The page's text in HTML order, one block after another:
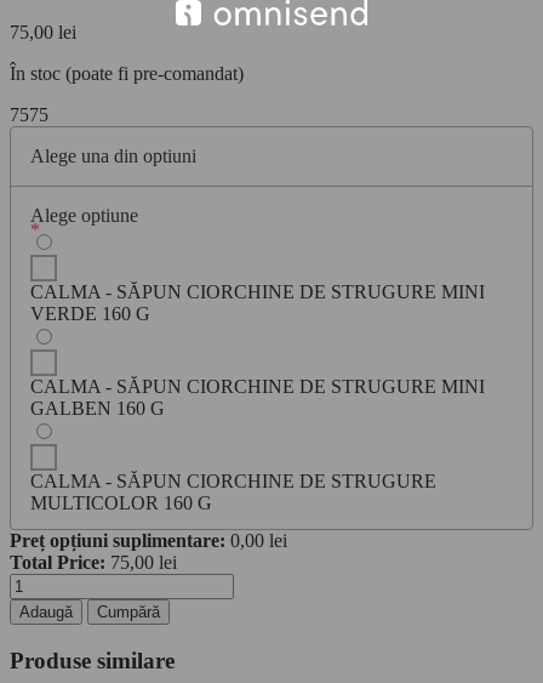
75,00 lei
În stoc (poate fi pre-comandat)
7575
Alege una din optiuni
Alege optiune
*
CALMA - SĂPUN CIORCHINE DE STRUGURE MINI
VERDE 160 G
CALMA - SĂPUN CIORCHINE DE STRUGURE MINI
GALBEN 160 G
CALMA - SĂPUN CIORCHINE DE STRUGURE
MULTICOLOR 160 G
Preț opțiuni suplimentare: 0,00 lei
Total Price: 75,00 lei
Cantitate
CALMA
-
SĂPUN
CIORCHINE
Adaugă Cumpără
Produse similare